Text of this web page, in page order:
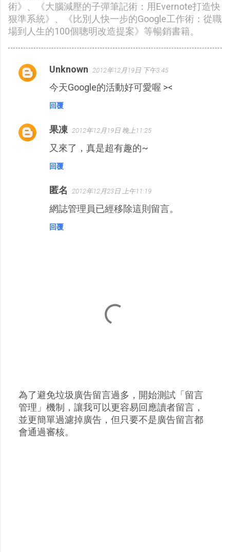
術》、《大腦減壓的子彈筆記術：用Evernote打造快
狠準系統》、《比別人快一步的Google工作術：從職
場到人生的100個聰明改造提案》等暢銷書籍。
留
Unknown 2012年12月19日 下午3:45
今天Google的活動好可愛喔 ><
回覆
果凍 2012年12月19日 晚上11:25
又來了，真是超有趣的~
回覆
匿名 2012年12月23日 上午11:19
網誌管理員已經移除這則留言。
回覆
張
貼
留
為了避免垃圾廣告留言過多，開始測試「留言
管理」機制，讓我可以更容易回應讀者留言，
並更簡單過濾掉廣告，但只要不是廣告留言都
會通過審核。